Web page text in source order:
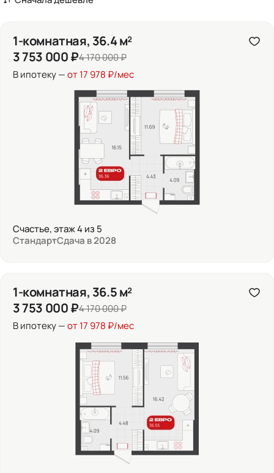
1-комнатная, 36.4 м²
3 753 000 ₽4 170 000 ₽
В ипотеку —от 17 978 ₽/мес
Счастье, этаж 4 из 5
СтандартСдача в 2028
1-комнатная, 36.5 м²
3 753 000 ₽4 170 000 ₽
В ипотеку —от 17 978 ₽/мес